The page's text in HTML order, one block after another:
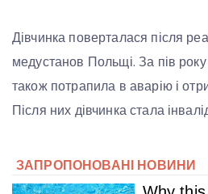
Дівчинка поверталася після
медустанов Польщі. За пів
також потрапила в аварію і
Після них дівчинка стала